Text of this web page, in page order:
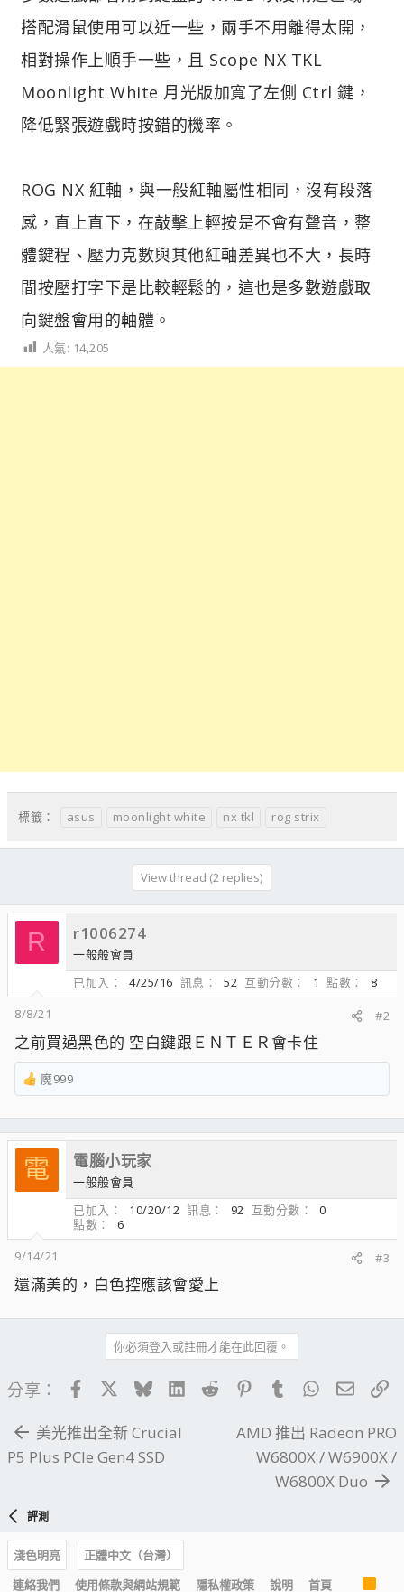
搭配滑鼠使用可以近一些，兩手不用離得太開，
相對操作上順手一些，且 Scope NX TKL
Moonlight White 月光版加寬了左側 Ctrl 鍵，
降低緊張遊戲時按錯的機率。
ROG NX 紅軸，與一般紅軸屬性相同，沒有段落
感，直上直下，在敲擊上輕按是不會有聲音，整
體鍵程、壓力克數與其他紅軸差異也不大，長時
間按壓打字下是比較輕鬆的，這也是多數遊戲取
向鍵盤會用的軸體。
人氣: 14,205
標籤： asus moonlight white nx tkl rog strix
View thread (2 replies)
R r1006274
一般般會員
已加入
4/25/16 訊息 52 互動分數 1 點數
8
8/8/21
#2
之前買過黑色的 空白鍵跟ＥＮＴＥＲ會卡住
R
a
c
t
o
：
魔999
電 電腦小玩家
一般般會員
已加入
10/20/12 訊息 92 互動分數
0
點數
6
9/14/21
#3
還滿美的，白色控應該會愛上
你必須登入或註冊才能在此回覆。
分享： FacebookBlueskyLinkedIn
Reddit PinterestTumblrWhatsApp
電子
美光推出全新 Crucial
P5 Plus PCIe Gen4 SSD
AMD 推出 Radeon PRO
W6800X / W6900X /
W6800X Duo
評測
淺色明亮
正體中文（台灣）
連絡我們
使用條款與網站規範 隱私權政策 說明 首頁
R